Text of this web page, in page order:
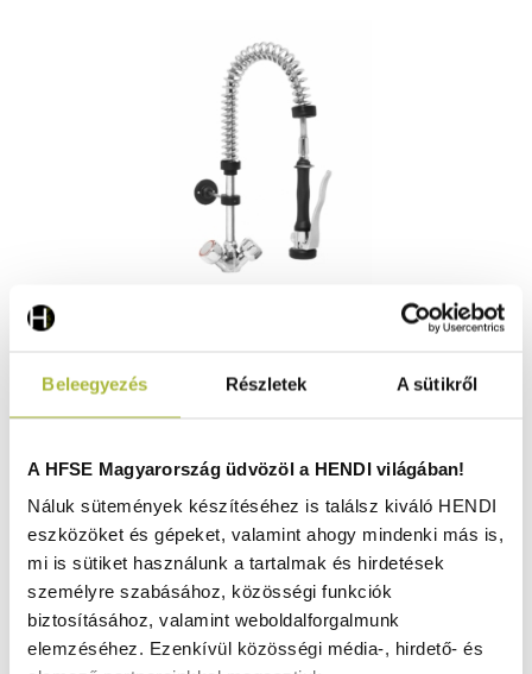
Beleegyezés Részletek A sütikről
A HFSE Magyarország üdvözöl a HENDI világában!
Náluk sütemények készítéséhez is találsz kiváló HENDI
eszközöket és gépeket, valamint ahogy mindenki más is,
mi is sütiket használunk a tartalmak és hirdetések
személyre szabásához, közösségi funkciók
biztosításához, valamint weboldalforgalmunk
elemzéséhez. Ezenkívül közösségi média-, hirdető- és
79.030Ft
(62.228Ft+ ÁFA)
KOSÁRBA